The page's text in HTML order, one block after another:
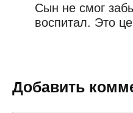
Сын не смог
воспитал. Это
Добавить